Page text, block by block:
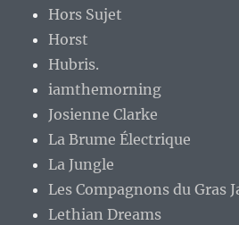
Hors Sujet
Horst
Hubris.
iamthemorning
Josienne Clarke
La Brume Électrique
La Jungle
Les Compagnons du Gras
Lethian Dreams